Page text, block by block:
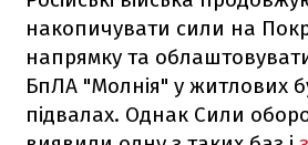
накопичувати сили на
напрямку та
БпЛА "Молнія" у житлових
підвалах. Однак Сили